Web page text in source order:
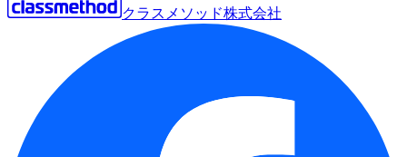
クラスメソッド株式会社